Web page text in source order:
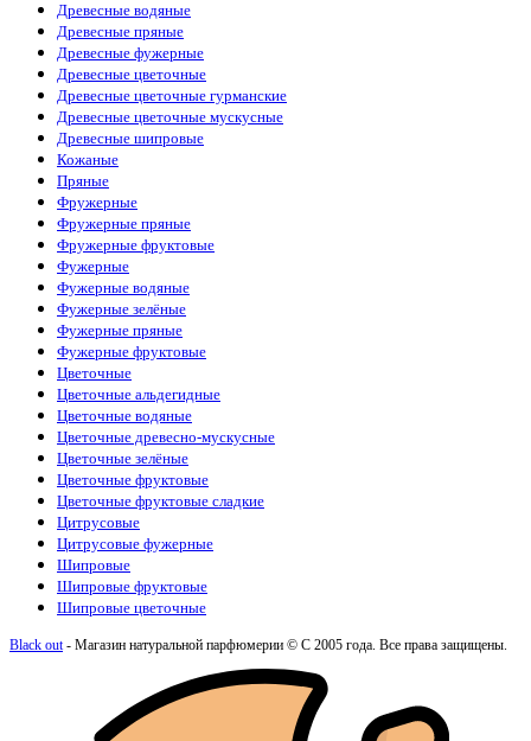
Древесные водяные
Древесные пряные
Древесные фужерные
Древесные цветочные
Древесные цветочные гурманские
Древесные цветочные мускусные
Древесные шипровые
Кожаные
Пряные
Фружерные
Фружерные пряные
Фружерные фруктовые
Фужерные
Фужерные водяные
Фужерные зелёные
Фужерные пряные
Фужерные фруктовые
Цветочные
Цветочные альдегидные
Цветочные водяные
Цветочные древесно-мускусные
Цветочные зелёные
Цветочные фруктовые
Цветочные фруктовые сладкие
Цитрусовые
Цитрусовые фужерные
Шипровые
Шипровые фруктовые
Шипровые цветочные
Black out- Магазин натуральной парфюмерии © С 2005 года. Все права защищены.